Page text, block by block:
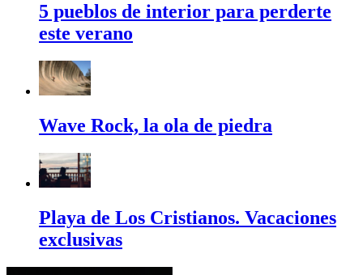
5 pueblos de interior para perderte
este verano
Wave Rock, la ola de piedra
Playa de Los Cristianos. Vacaciones
exclusivas